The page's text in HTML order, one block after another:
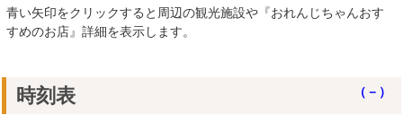
青い矢印をクリックすると周辺の観光施設や『おれんじちゃんおす
すめのお店』詳細を表示します。
時刻表 （－）